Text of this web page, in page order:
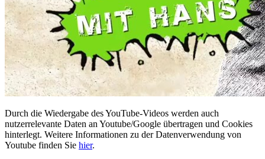
Durch die Wiedergabe des YouTube-Videos werden auch
nutzerrelevante Daten an Youtube/Google übertragen und Cookies
hinterlegt. Weitere Informationen zu der Datenverwendung von
Youtube finden Sie hier.